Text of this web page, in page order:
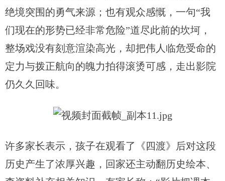
绝境突围的勇气来源；也有观众感慨，一句“我
们现在的形势已经非常危险”道尽此前的坎坷，
整场戏没有刻意渲染高光，却把伟人临危受命的
定力与拨正航向的魄力拍得滚烫可感，走出影院
仍久久回味。
许多家长表示，孩子在观看了《四渡》后对这段
历史产生了浓厚兴趣，回家还主动翻历史绘本、